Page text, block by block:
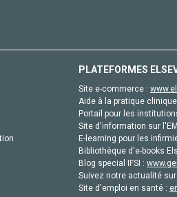
PLATEFORMES
Site e-commerce :
Aide à la pratique
Portail pour les
Site d'information sur
E-learning pour les
Bibliothèque d'e-books
Blog special IFSI :
Suivez notre actualité
Site d'emploi en santé :